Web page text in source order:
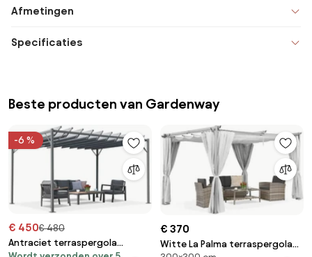
Afmetingen
Specificaties
Beste producten van Gardenway
-6 %
€ 450€ 480
Antraciet terraspergola
€ 370
Witte La Palma terraspergola